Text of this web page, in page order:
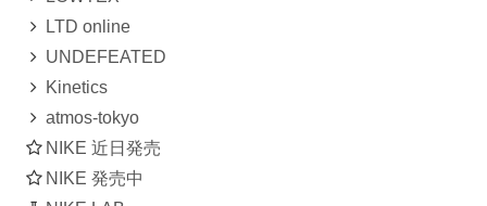
LTD online
UNDEFEATED
Kinetics
atmos-tokyo
NIKE 近日発売
NIKE 発売中